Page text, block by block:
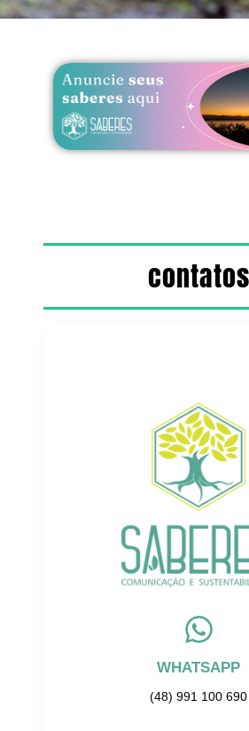
contatos
WHATSAPP
(48) 991 100 690